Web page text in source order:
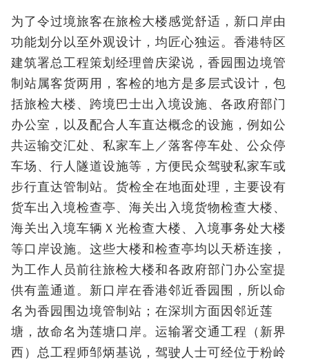
为了令过境旅客在旅检大楼感觉舒适，新口岸由
功能划分以至外观设计，均匠心独运。香港特区
建筑署总工程策划经理曾庆梁说，香园围边境管
制站属客货两用，客检的地方是多层式设计，包
括旅检大楼、跨境巴士出入境设施、各政府部门
办公室，以及配合人车直达概念的设施，例如公
共运输交汇处、私家车上／落客停车处、公众停
车场、行人隧道设施等，方便民众驾驶私家车或
步行直达管制站。货检全在地面处理，主要设有
货车出入境检查亭、海关出入境货物检查大楼、
海关出入境车辆Ｘ光检查大楼、入境事务处大楼
等口岸设施。这些大楼和检查亭均以天桥连接，
为工作人员前往旅检大楼和各政府部门办公室提
供有盖通道。新口岸在香港邻近香园围，所以命
名为香园围边境管制站；在深圳方面因邻近莲
塘，故命名为莲塘口岸。运输署交通工程（新界
西）总工程师邹炳基说，驾驶人士可经位于粉岭